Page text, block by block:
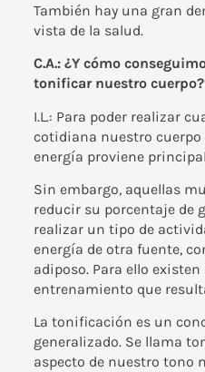
También hay una gran
vista de la salud.
C.A.: ¿Y cómo
tonificar nuestro cuerpo?
I.L.: Para poder realizar
cotidiana nuestro cuerpo
energía proviene
Sin embargo, aquellas
reducir su porcentaje de
realizar un tipo de
energía de otra fuente,
adiposo. Para ello
entrenamiento que
La tonificación es un
generalizado. Se llama
aspecto de nuestro tono